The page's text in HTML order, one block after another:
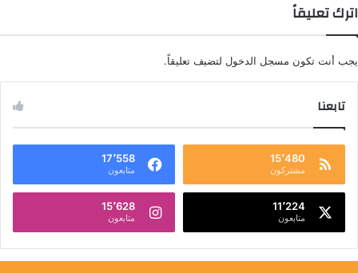
اترك تعليقاً
يجب أنت تكون مسجل الدخول لتضيف تعليقاً.
تابعنا
15٬480
مشتركون
17٬558
متابعون
11٬224
متابعون
15٬628
متابعون